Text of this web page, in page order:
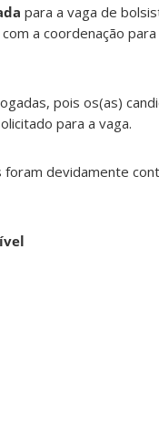
para a vaga de
a coordenação
pois os(as)
para a vaga.
devidamente